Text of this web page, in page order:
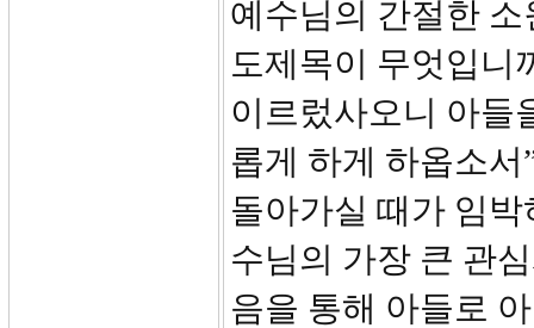
예수님의 간절한
도제목이 무엇입니
이르렀사오니 아들
롭게 하게 하옵소
돌아가실 때가 임
수님의 가장 큰 관
음을 통해 아들로